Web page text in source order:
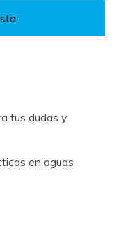
tus dudas y
en aguas